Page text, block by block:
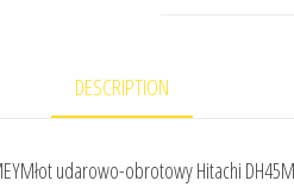
DESCRIPTION
udarowo-obrotowy Hitachi